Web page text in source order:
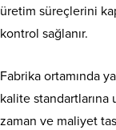
üretim süreçlerini
kontrol sağlanır.
Fabrika ortamında
kalite standartlarına
zaman ve maliyet